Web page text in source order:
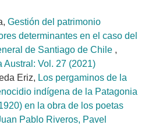
Gestión del patrimonio
determinantes en el caso del
de Santiago de Chile ,
Austral: Vol. 27 (2021)
Eriz, Los pergaminos de la
indígena de la Patagonia
en la obra de los poetas
Pablo Riveros, Pavel